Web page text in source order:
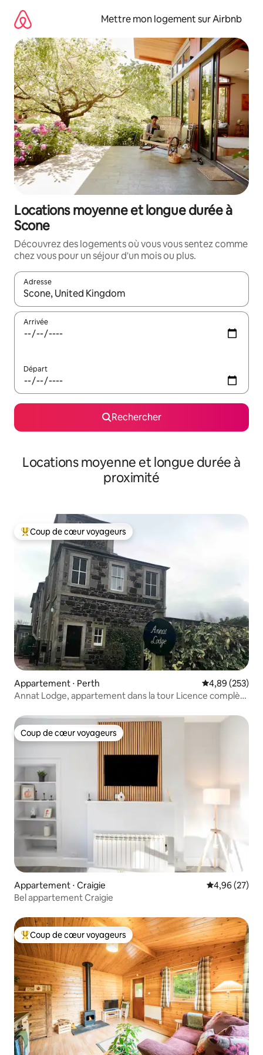
directement
contenu
Mettre mon logement sur Airbnb
Locations moyenne et longue durée à
Scone
Découvrez des logements où vous vous sentez comme
chez vous pour un séjour d'un mois ou plus.
Adresse
Lorsque les résultats s'affichent, utilisez les flèches vers le
Arrivée
Départ
Rechercher
Locations moyenne et longue durée à
proximité
Coups de cœur voyageurs les plus appréciés
Coup de cœur voyageurs
Appartement ⋅ Perth Évaluation
4,89 (253)
Annat Lodge, appartement dans la tour Licence complète
Coup de cœur voyageurs
Coup de cœur voyageurs
Appartement ⋅ Craigie Évaluation
4,96 (27)
Bel appartement Craigie
Coups de cœur voyageurs les plus appréciés
Coup de cœur voyageurs